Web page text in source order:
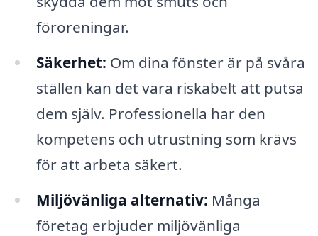
föroreningar.
Säkerhet: Om dina fönster är på svåra
ställen kan det vara riskabelt att putsa
dem själv. Professionella har den
kompetens och utrustning som krävs
för att arbeta säkert.
Miljövänliga alternativ: Många
företag erbjuder miljövänliga